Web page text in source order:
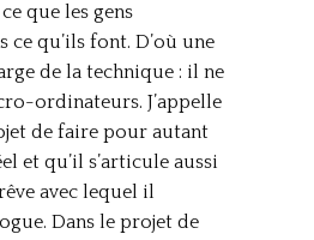
que les gens
ce qu’ils font. D’où une
de la technique : il ne
ordinateurs. J’appelle
de faire pour autant
et qu’il s’articule aussi
avec lequel il
Dans le projet de